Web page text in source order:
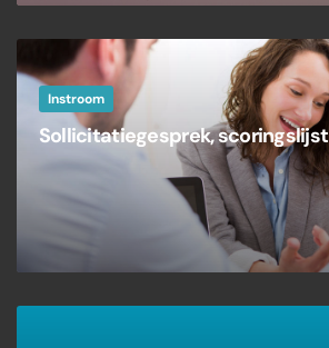
Instroom
Sollicitatiegesprek, scoringslijst